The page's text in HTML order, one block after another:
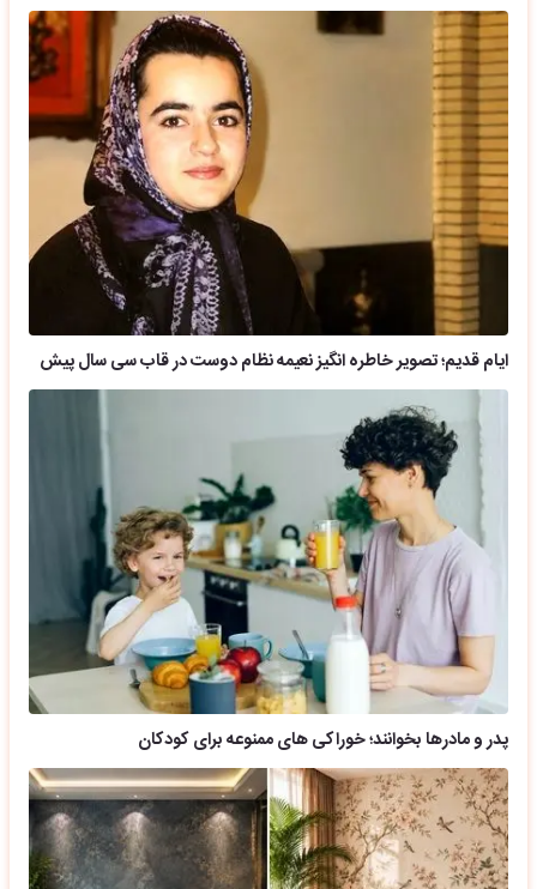
ایام قدیم؛ تصویر خاطره انگیز نعیمه نظام دوست در قاب سی سال پیش
پدر و مادرها بخوانند؛ خوراکی های ممنوعه برای کودکان